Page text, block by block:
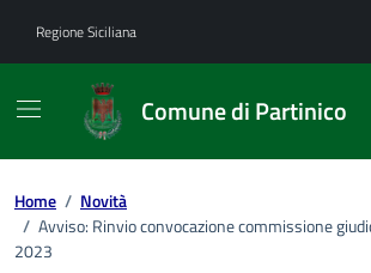
Regione Siciliana
Comune di Partinico
Home / Novità
/ Avviso: Rinvio convocazione commissione
2023